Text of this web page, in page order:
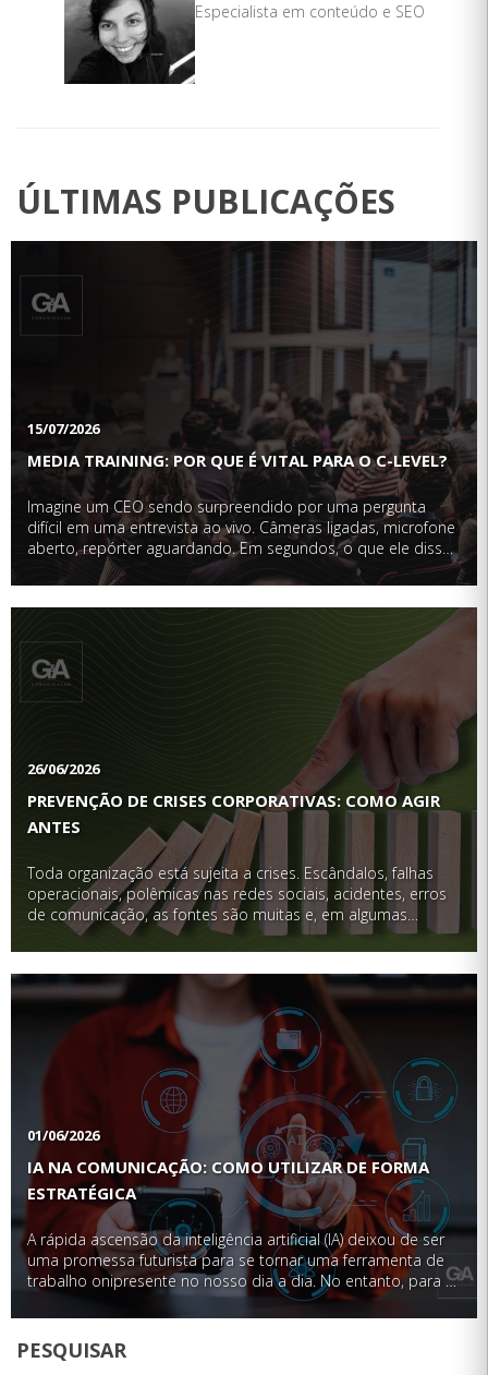
PESQUISAR
Especialista em conteúdo e SEO
ÚLTIMAS PUBLICAÇÕES
15/07/2026
MEDIA TRAINING: POR QUE É VITAL PARA O C-LEVEL?
Imagine um CEO sendo surpreendido por uma pergunta
difícil em uma entrevista ao vivo. Câmeras ligadas, microfone
aberto, repórter aguardando. Em segundos, o que ele disser,
ou deixar de dizer, pode repercutir em manchetes, redes
sociais e, inevitavelmente, na percepção …
26/06/2026
PREVENÇÃO DE CRISES CORPORATIVAS: COMO AGIR
ANTES
Toda organização está sujeita a crises. Escândalos, falhas
operacionais, polêmicas nas redes sociais, acidentes, erros
de comunicação, as fontes são muitas e, em algumas
situações, imprevisíveis. Mas a diferença entre empresas que
saem fortalecidas de uma crise e aquelas que …
01/06/2026
IA NA COMUNICAÇÃO: COMO UTILIZAR DE FORMA
ESTRATÉGICA
A rápida ascensão da inteligência artificial (IA) deixou de ser
uma promessa futurista para se tornar uma ferramenta de
trabalho onipresente no nosso dia a dia. No entanto, para o
profissional de comunicação corporativa, o desafio mudou
de patamar: o …